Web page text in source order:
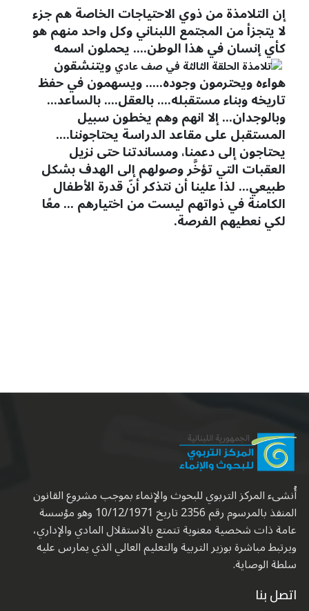
إن التلامذة من ذوي الاحتياجات الخاصة هم جزء
لا يتجزأ من المجتمع اللبناني وكل واحد منهم هو
كأي إنسان في هذا الوطن.... يحملون اسمه
ويتنشقون
هواءه ويحترمون وجوده..... ويسهمون في حفظ
تاريخه وبناء مستقبله.... بالعقل.... بالساعد...
وبالوجدان... إلا انهم وهم يخطون سبيل
المستقبل على مقاعد الدراسة يحتاجوننا....
يحتاجون إلى دعمنا، ومساندتنا حتى نزيل
العقبات التي تؤخَّر وصولهم إلى الهدف بشكل
طبيعي... لذا علينا أن نتذكر أنّ قدرة الأطفال
الكامنة في ذواتهم ليست من اختيارهم ... معًا
لكي نعطيهم الفرصة.
أُنشىء المركز التربوي للبحوث والإنماء بموجب مشروع القانون
المنفذ بالمرسوم رقم 2356 تاريخ 10/12/1971 وهو مؤسسة
عامة ذات شخصية معنوية تتمتع بالاستقلال المادي والإداري،
ويرتبط مباشرة بوزير التربية والتعليم العالي الذي يمارس عليه
سلطة الوصاية.
اتصل بنا